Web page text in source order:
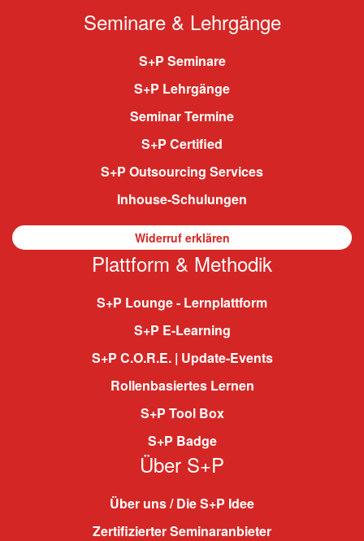
Seminare & Lehrgänge
S+P Seminare
S+P Lehrgänge
Seminar Termine
S+P Certified
S+P Outsourcing Services
Inhouse-Schulungen
Widerruf erklären
Plattform & Methodik
S+P Lounge - Lernplattform
S+P E-Learning
S+P C.O.R.E. | Update-Events
Rollenbasiertes Lernen
S+P Tool Box
S+P Badge
Über S+P
Über uns / Die S+P Idee
Zertifizierter Seminaranbieter